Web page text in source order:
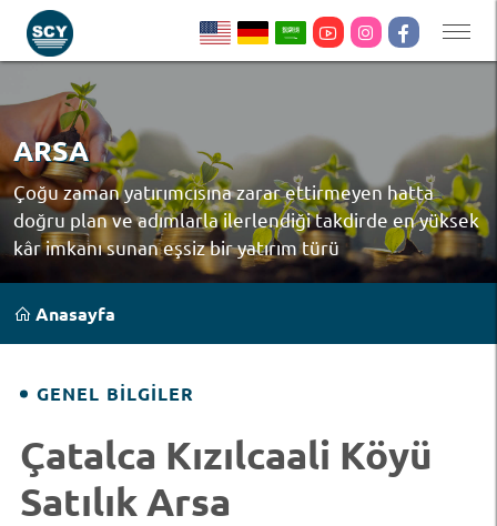
ARSA
Çoğu zaman yatırımcısına zarar ettirmeyen hatta
doğru plan ve adımlarla ilerlendiği takdirde en yüksek
kâr imkanı sunan eşsiz bir yatırım türü
Anasayfa
GENEL BILGILER
Çatalca Kızılcaali Köyü
Satılık Arsa